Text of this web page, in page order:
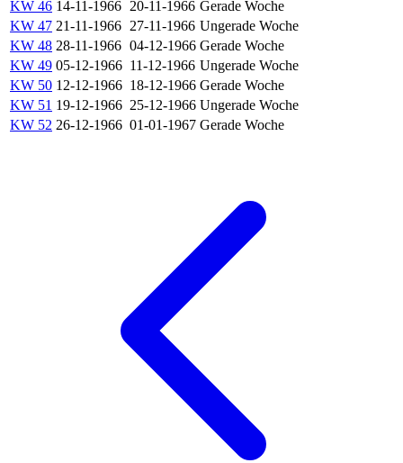
KW 46 14-11-1966 20-11-1966 Gerade Woche
KW 47 21-11-1966 27-11-1966 Ungerade Woche
KW 48 28-11-1966 04-12-1966 Gerade Woche
KW 49 05-12-1966 11-12-1966 Ungerade Woche
KW 50 12-12-1966 18-12-1966 Gerade Woche
KW 51 19-12-1966 25-12-1966 Ungerade Woche
KW 52 26-12-1966 01-01-1967 Gerade Woche